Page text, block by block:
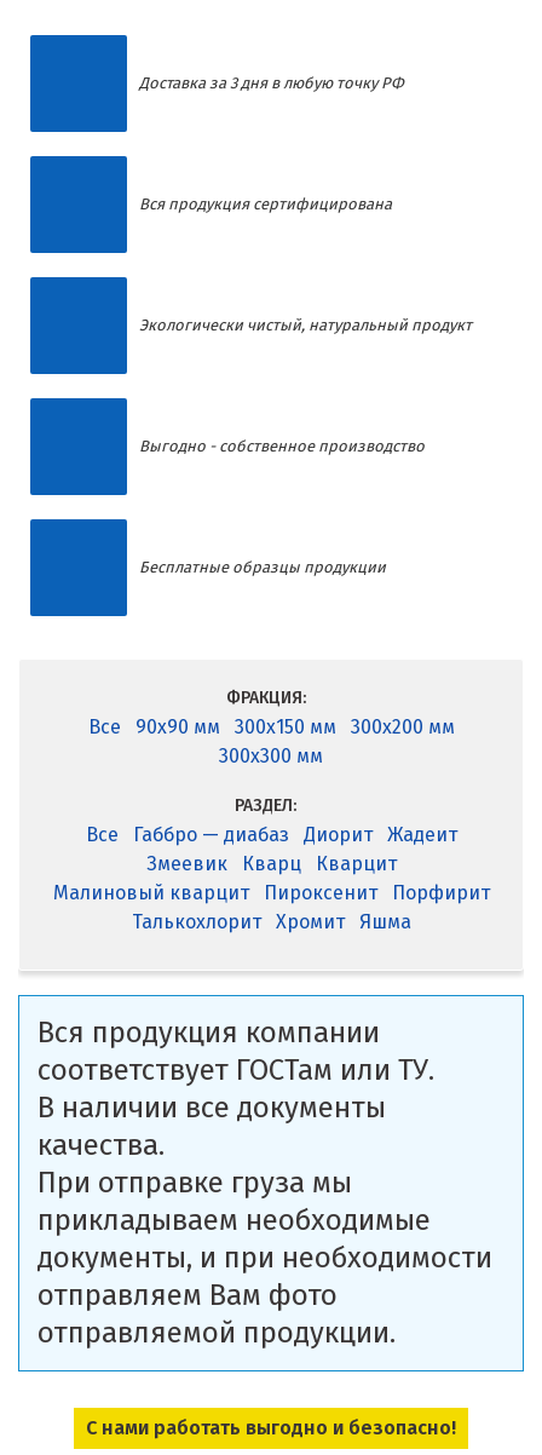
Доставка за 3 дня в любую точку РФ
Вся продукция сертифицирована
Экологически чистый, натуральный продукт
Выгодно - собственное производство
Бесплатные образцы продукции
ФРАКЦИЯ:
Все 90x90 мм 300x150 мм
300x200 мм
300x300 мм
РАЗДЕЛ:
Все Габбро — диабаз Диорит
Жадеит
Змеевик
Кварц
Кварцит
Малиновый кварцит
Пироксенит
Порфирит
Талькохлорит
Хромит Яшма
Вся продукция компании
соответствует ГОСТам или ТУ.
В наличии все документы
качества.
При отправке груза мы
прикладываем необходимые
документы, и при необходимости
отправляем Вам фото
отправляемой продукции.
С нами работать выгодно и безопасно!